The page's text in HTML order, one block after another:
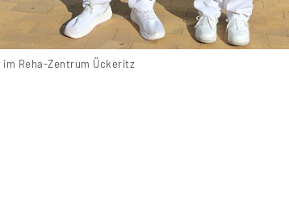
im Reha-Zentrum Ückeritz